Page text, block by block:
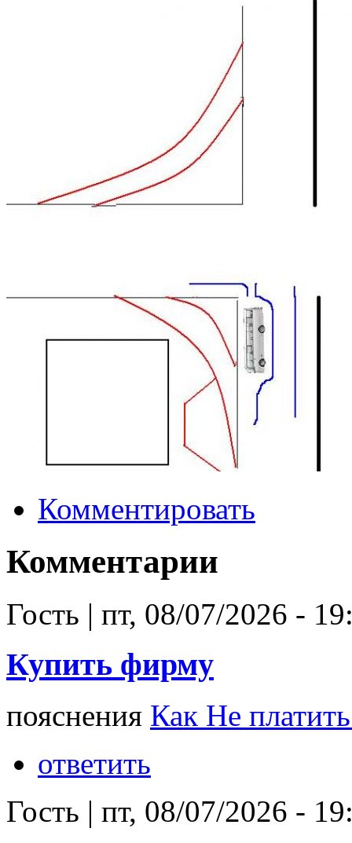
Комментировать
Комментарии
Гость | пт, 08/07/2026 -
Купить фирму
пояснения Как Не
ответить
Гость | пт, 08/07/2026 -